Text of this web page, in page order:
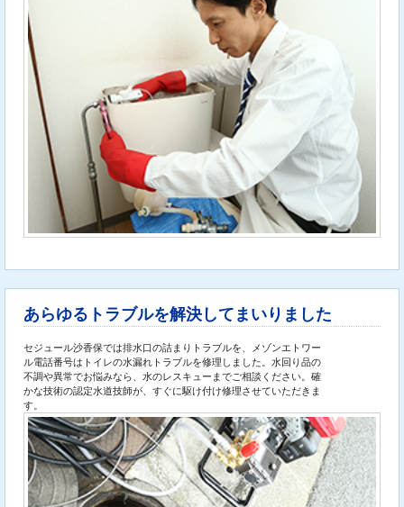
あらゆるトラブルを解決してまいりました
セジュール沙香保では排水口の詰まりトラブルを、メゾンエトワー
ル電話番号はトイレの水漏れトラブルを修理しました。水回り品の
不調や異常でお悩みなら、水のレスキューまでご相談ください。確
かな技術の認定水道技師が、すぐに駆け付け修理させていただきま
す。